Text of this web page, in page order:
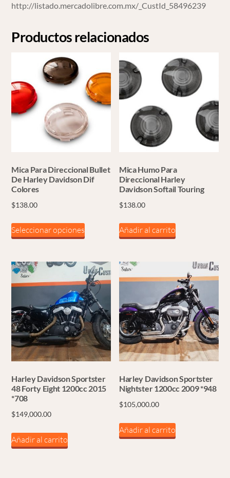
http://listado.mercadolibre.com.mx/_CustId_58496239
Productos relacionados
Mica Para Direccional Bullet
De Harley Davidson Dif
Colores
$138.00
Seleccionar opciones
Este
producto
múltiples
variantes.
Las
opciones
se
pueden
elegir
en
la
página
Mica Humo Para
Direccional Harley
Davidson Softail Touring
$138.00
Añadir al carrito
Harley Davidson Sportster
48 Forty Eight 1200cc 2015
*708
$149,000.00
Añadir al carrito
Harley Davidson Sportster
Nightster 1200cc 2009 *948
$105,000.00
Añadir al carrito